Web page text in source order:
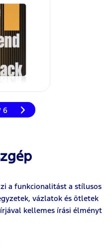
6
a funkcionalitást a stílusos
vázlatok és ötletek
kellemes írási élményt